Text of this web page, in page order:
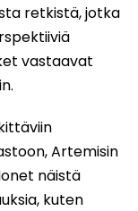
retkistä, jotka
vastaavat
Artemisin
näistä
kuten